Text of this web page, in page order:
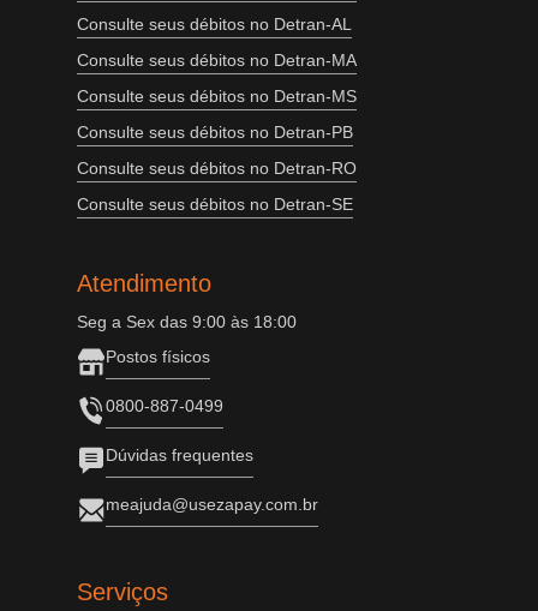
Consulte seus débitos no Detran-AL
Consulte seus débitos no Detran-MA
Consulte seus débitos no Detran-MS
Consulte seus débitos no Detran-PB
Consulte seus débitos no Detran-RO
Consulte seus débitos no Detran-SE
Atendimento
Seg a Sex das 9:00 às 18:00
Postos físicos
0800-887-0499
Dúvidas frequentes
meajuda@usezapay.com.br
Serviços